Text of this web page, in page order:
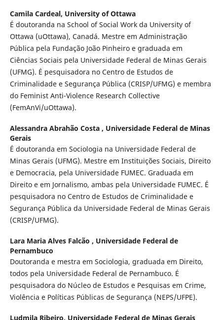
Camila Cardeal, University of Ottawa
É doutoranda na School of Social Work da University of
Ottawa (uOttawa), Canadá. Mestre em Administração
Pública pela Fundação João Pinheiro e graduada em
Ciências Sociais pela Universidade Federal de Minas Gerais
(UFMG). É pesquisadora no Centro de Estudos de
Criminalidade e Segurança Pública (CRISP/UFMG) e membra
do Feminist Anti-Violence Research Collective
(FemAnVi/uOttawa).
Alessandra Abrahão Costa , Universidade Federal de Minas
Gerais
É doutoranda em Sociologia na Universidade Federal de
Minas Gerais (UFMG). Mestre em Instituições Sociais, Direito
e Democracia, pela Universidade FUMEC. Graduada em
Direito e em Jornalismo, ambas pela Universidade FUMEC. É
pesquisadora no Centro de Estudos de Criminalidade e
Segurança Pública da Universidade Federal de Minas Gerais
(CRISP/UFMG).
Lara Maria Alves Falcão , Universidade Federal de
Pernambuco
Doutoranda e mestra em Sociologia, graduada em Direito,
todos pela Universidade Federal de Pernambuco. É
pesquisadora do Núcleo de Estudos e Pesquisas em Crime,
Violência e Políticas Públicas de Segurança (NEPS/UFPE).
Ludmila Ribeiro, Universidade Federal de Minas Gerais